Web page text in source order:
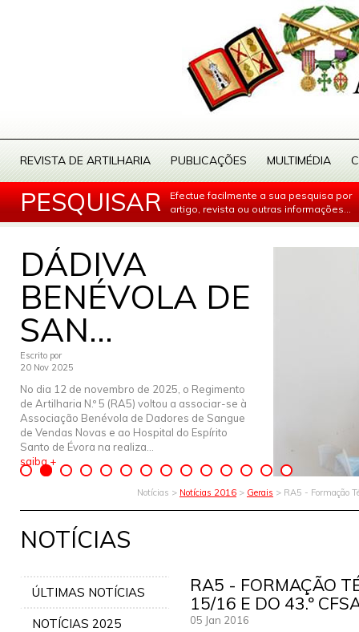
REVISTA DE ARTILHARIA PUBLICAÇÕES MULTIMÉDIA
PESQUISAR
Efectue facilmente a sua pesquisa por
artigo, revista ou outras informações...
DÁDIVA
BENÉVOLA DE
SAN...
Escrito por
20 Nov 2025
No dia 12 de novembro de 2025, o Regimento
de Artilharia N.º 5 (RA5) voltou a associar-se à
Associação Benévola de Dadores de Sangue
de Vendas Novas e ao Hospital do Espírito
Santo de Évora na realiza...
saiba +
Notícias > Notícias 2016 > Gerais > RA5 - Formação
NOTÍCIAS
ÚLTIMAS NOTÍCIAS
NOTÍCIAS 2025
RA5 - FORMAÇÃO
15/16 E DO 43.º
05 Jan 2016